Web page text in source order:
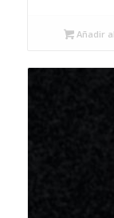
Añadir